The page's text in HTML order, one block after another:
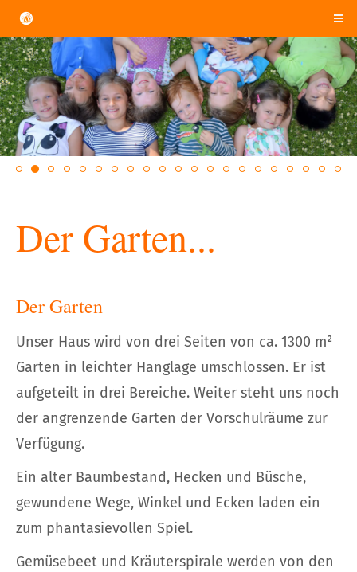
Der Garten...
Der Garten
Unser Haus wird von drei Seiten von ca. 1300 m²
Garten in leichter Hanglage umschlossen. Er ist
aufgeteilt in drei Bereiche. Weiter steht uns noch
der angrenzende Garten der Vorschulräume zur
Verfügung.
Ein alter Baumbestand, Hecken und Büsche,
gewundene Wege, Winkel und Ecken laden ein
zum phantasievollen Spiel.
Gemüsebeet und Kräuterspirale werden von den